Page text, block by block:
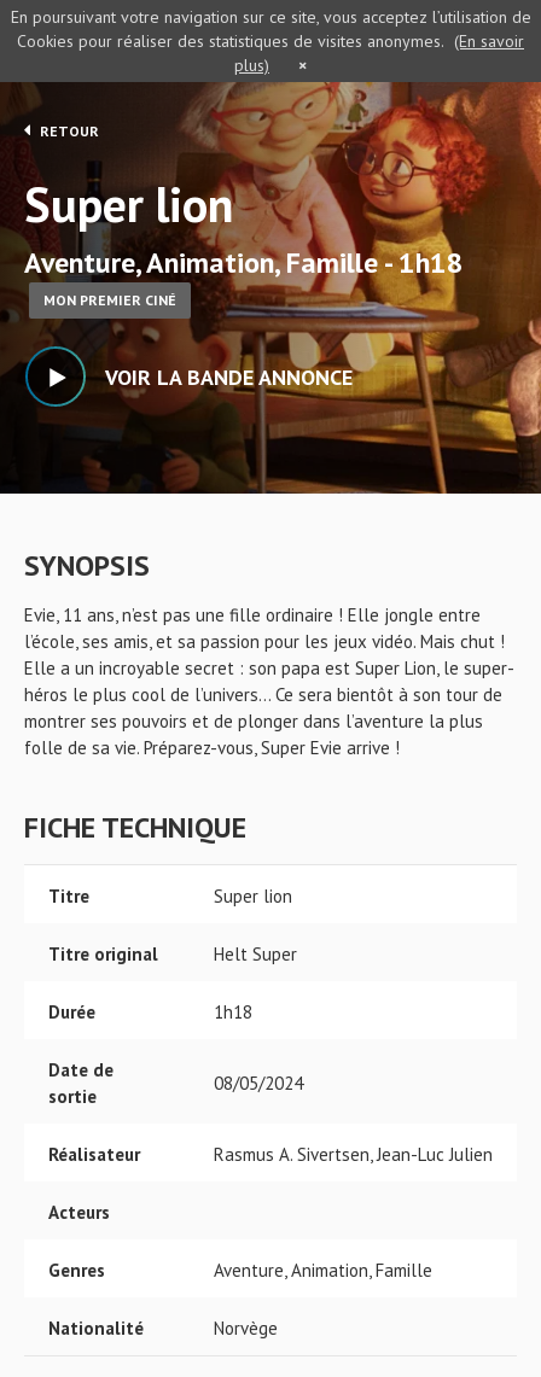
RETOUR
Super lion
Aventure, Animation, Famille - 1h18
MON PREMIER CINÉ
VOIR LA BANDE ANNONCE
SYNOPSIS
Evie, 11 ans, n’est pas une fille ordinaire ! Elle jongle entre
l’école, ses amis, et sa passion pour les jeux vidéo. Mais chut !
Elle a un incroyable secret : son papa est Super Lion, le super-
héros le plus cool de l’univers… Ce sera bientôt à son tour de
montrer ses pouvoirs et de plonger dans l’aventure la plus
folle de sa vie. Préparez-vous, Super Evie arrive !
FICHE TECHNIQUE
Titre Super lion
Titre original Helt Super
Durée 1h18
Date de
sortie
08/05/2024
Réalisateur Rasmus A. Sivertsen, Jean-Luc Julien
Acteurs
Genres Aventure, Animation, Famille
Nationalité Norvège
En poursuivant votre navigation sur ce site, vous acceptez l’utilisation de
Cookies pour réaliser des statistiques de visites anonymes. (En savoir
plus)
×